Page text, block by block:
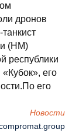
дронов
(НМ)
республики
его
его
Новости